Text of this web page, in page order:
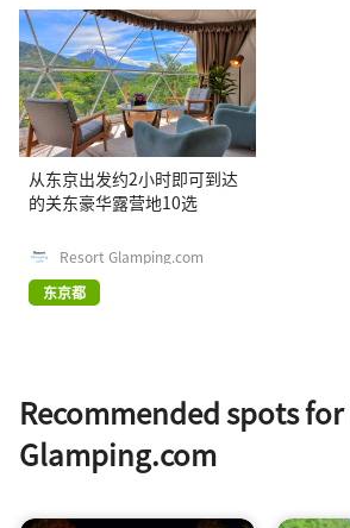
从东京出发约2小时即可到达
的关东豪华露营地10选
Resort Glamping.com
东京都
Recommended spots for
Glamping.com